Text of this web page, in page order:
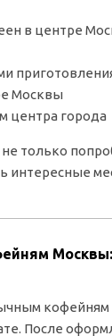
в центре
Москвы
центра города
только
Москвы:
После